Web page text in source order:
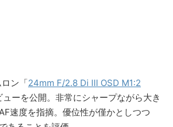
ン「24mm F/2.8 Di III OSD M1:2
ューを公開。非常にシャープながら大き
速度を指摘。優位性が僅かとしつつ